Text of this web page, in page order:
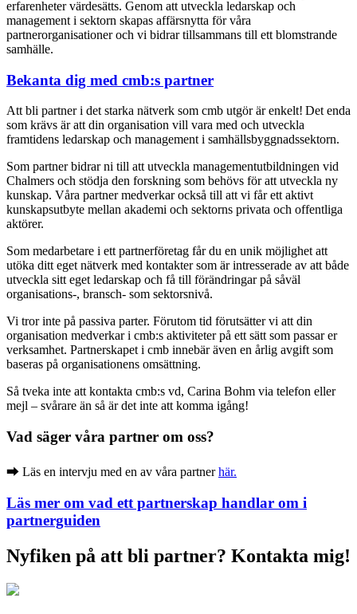
erfarenheter värdesätts. Genom att utveckla ledarskap och
management i sektorn skapas affärsnytta för våra
partnerorganisationer och vi bidrar tillsammans till ett blomstrande
samhälle.
Bekanta dig med cmb:s partner
Att bli partner i det starka nätverk som cmb utgör är enkelt! Det enda
som krävs är att din organisation vill vara med och utveckla
framtidens ledarskap och management i samhällsbyggnadssektorn.
Som partner bidrar ni till att utveckla managementutbildningen vid
Chalmers och stödja den forskning som behövs för att utveckla ny
kunskap. Våra partner medverkar också till att vi får ett aktivt
kunskapsutbyte mellan akademi och sektorns privata och offentliga
aktörer.
Som medarbetare i ett partnerföretag får du en unik möjlighet att
utöka ditt eget nätverk med kontakter som är intresserade av att både
utveckla sitt eget ledarskap och få till förändringar på såväl
organisations-, bransch- som sektorsnivå.
Vi tror inte på passiva parter. Förutom tid förutsätter vi att din
organisation medverkar i cmb:s aktiviteter på ett sätt som passar er
verksamhet. Partnerskapet i cmb innebär även en årlig avgift som
baseras på organisationens omsättning.
Så tveka inte att kontakta cmb:s vd, Carina Bohm via telefon eller
mejl – svårare än så är det inte att komma igång!
Vad säger våra partner om oss?
⮕ Läs en intervju med en av våra partnerhär.
Läs mer om vad ett partnerskap handlar om i
partnerguiden
Nyfiken på att bli partner? Kontakta mig!